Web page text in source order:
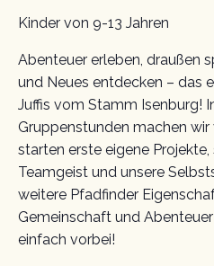
Kinder von 9-13 Jahren
Abenteuer erleben, draußen
und Neues entdecken – das
Juffis vom Stamm Isenburg!
Gruppenstunden machen wir
starten erste eigene Projekte,
Teamgeist und unsere
weitere Pfadfinder
Gemeinschaft und
einfach vorbei!